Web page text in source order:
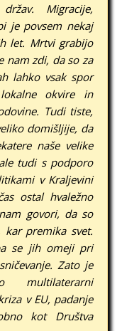
Migracije,
je povsem nekaj
let. Mrtvi grabijo
nam zdi, da so za
lahko vsak spor
okvire in
Tudi tiste,
domišljije, da
naše velike
tudi s podporo
v Kraljevini
ostal hvaležno
govori, da so
premika svet.
se jih omeji pri
Zato je
multilaterarni
v EU, padanje
kot Društva